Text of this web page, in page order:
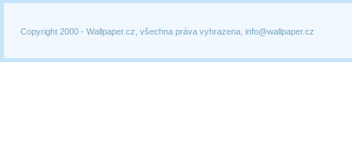
Copyright 2000 - Wallpaper.cz, všechna práva vyhrazena, info@wallpaper.cz